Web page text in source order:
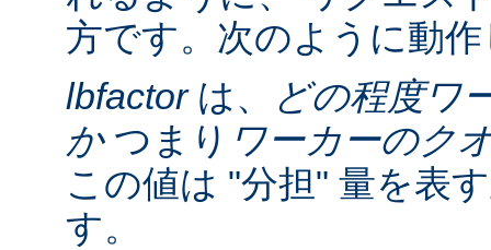
方です。次のように動
lbfactorは、
どの程度ワ
かつまり ワーカーのク
この値は "分担" 量を表
す。